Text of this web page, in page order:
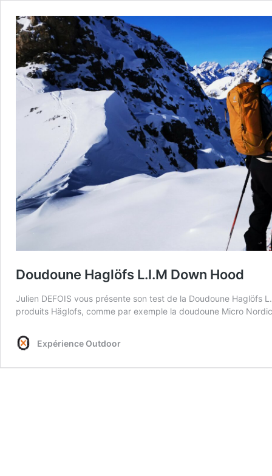
Doudoune Haglöfs L.I.M Down Hood
Julien DEFOIS vous présente son test de la Doudoune Haglöfs
produits Häglofs, comme par exemple la doudoune Micro
Expérience Outdoor